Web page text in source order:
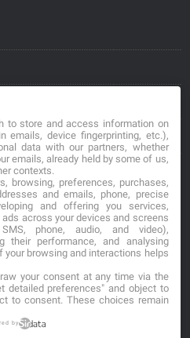
mostrados estén
estimaciones y no se
to store and access information on
emails, device fingerprinting, etc.),
data with our partners, whether
emails, already held by some of us,
contexts.
browsing, preferences, purchases,
and emails, phone, precise
and offering you services,
across your devices and screens
phone, audio, and video),
their performance, and analysing
your browsing and interactions helps
your consent at any time via the
detailed preferences" and object to
to consent. These choices remain
by